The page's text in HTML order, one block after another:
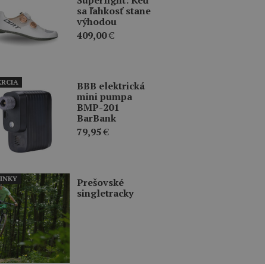
sa ľahkosť stane
výhodou
409,00€
BBB elektrická
mini pumpa
BMP-201
BarBank
79,95€
Prešovské
singletracky